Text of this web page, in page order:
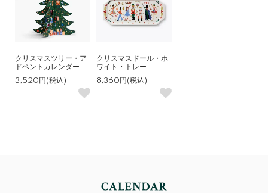
クリスマスツリー・ア
ドベントカレンダー
3,520円(税込)
クリスマスドール・ホ
ワイト・トレー
8,360円(税込)